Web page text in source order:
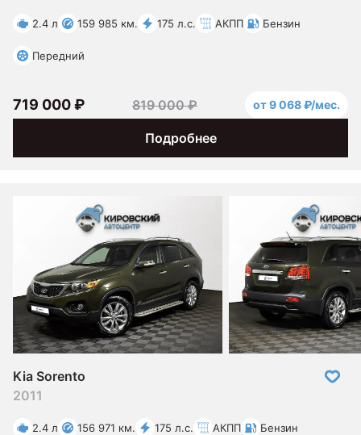
2.4 л 159 985 км. 175 л.с. АКПП Бензин
Передний
Подробнее
719 000 ₽ 819 000 ₽ от 9 068 ₽/мес.
Kia Sorento
2011
2.4 л 156 971 км. 175 л.с. АКПП Бензин